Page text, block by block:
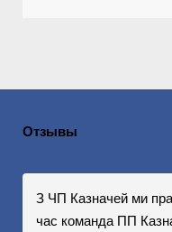
Отзывы
З ЧП Казначей ми
час команда ПП